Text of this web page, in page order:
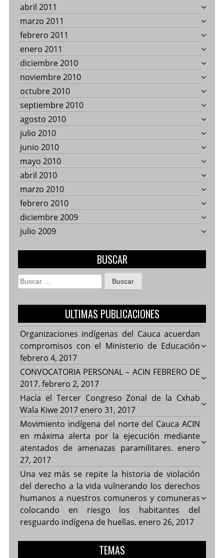
abril 2011
marzo 2011
febrero 2011
enero 2011
diciembre 2010
noviembre 2010
octubre 2010
septiembre 2010
agosto 2010
julio 2010
junio 2010
mayo 2010
abril 2010
marzo 2010
febrero 2010
diciembre 2009
julio 2009
BUSCAR
Buscar:
ULTIMAS PUBLICACIONES
Organizaciones indígenas del Cauca acuerdan
compromisos con el Ministerio de Educación
febrero 4, 2017
CONVOCATORIA PERSONAL – ACIN FEBRERO DE
2017. febrero 2, 2017
Hacía el Tercer Congreso Zonal de la Cxhab
Wala Kiwe 2017 enero 31, 2017
Movimiento indígena del norte del Cauca ACIN
en máxima alerta por la ejecución mediante
atentados de amenazas paramilitares. enero
27, 2017
Una vez más se repite la historia de violación
del derecho a la vida vulnerando los derechos
humanos a nuestros comuneros y comuneras
colocando en riesgo los habitantes del
resguardo indígena de huellas. enero 26, 2017
TEMAS